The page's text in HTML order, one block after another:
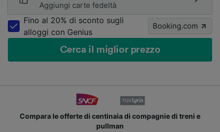
Aggiungi carte fedeltà
Fino al 20% di sconto sugli
alloggi con Genius
Booking.com
Cerca il miglior prezzo
Compara le offerte di centinaia di compagnie di treni e
pullman